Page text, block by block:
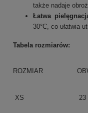
także nadaje
Łatwa
30°C, co ułatwia
Tabela rozmiarów:
ROZMIAR
XS 23